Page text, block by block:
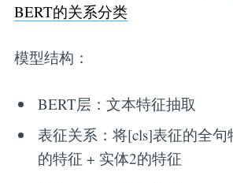
BERT的关系分类
模型结构：
BERT层：文本特征抽取
表征关系：将[cls]表征的全句
的特征 + 实体2的特征